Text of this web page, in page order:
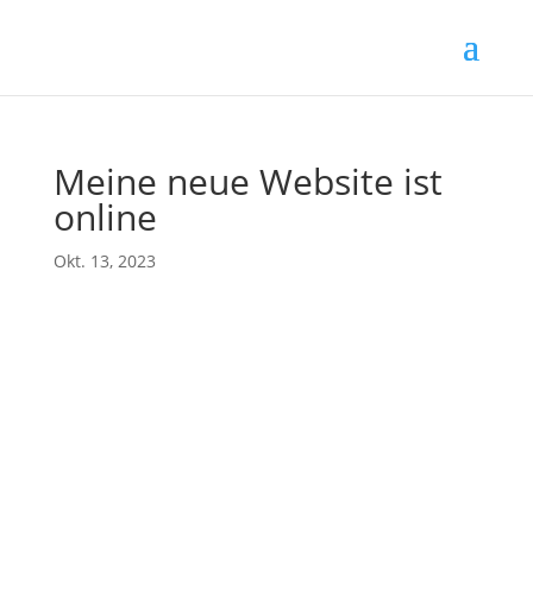
Meine neue Website ist
online
Okt. 13, 2023